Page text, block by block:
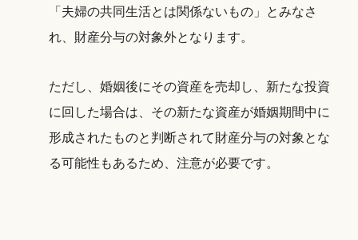
「夫婦の共同生活とは関係ないもの」とみなさ
れ、財産分与の対象外となります。
ただし、婚姻後にその資産を売却し、新たな投資
に回した場合は、その新たな資産が婚姻期間中に
形成されたものと判断されて財産分与の対象とな
る可能性もあるため、注意が必要です。